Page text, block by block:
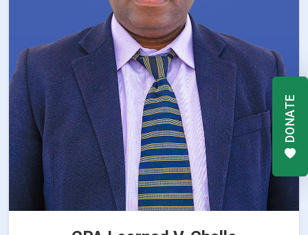
DONATE